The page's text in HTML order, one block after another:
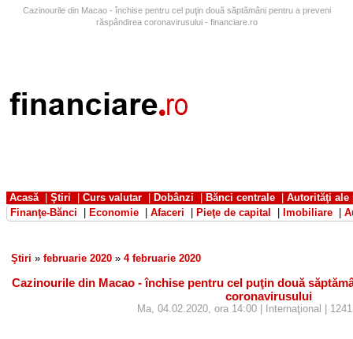
Cazinourile din Macao - închise pentru cel puţin două săptămâni pentru a preveni
răspândirea coronavirusului - financiare.ro
Acasă| Ştiri Curs valutar Dobânzi Bănci centrale
Autorităţi ale
Finanţe-Bănci
Economie Afaceri Pieţe de capital Imobiliare
Ştiri » februarie 2020 » 4 februarie 2020
Cazinourile din Macao - închise pentru cel puţin două
coronavirusului
Ma, 04.02.2020, ora 14:00 | Internaţional |